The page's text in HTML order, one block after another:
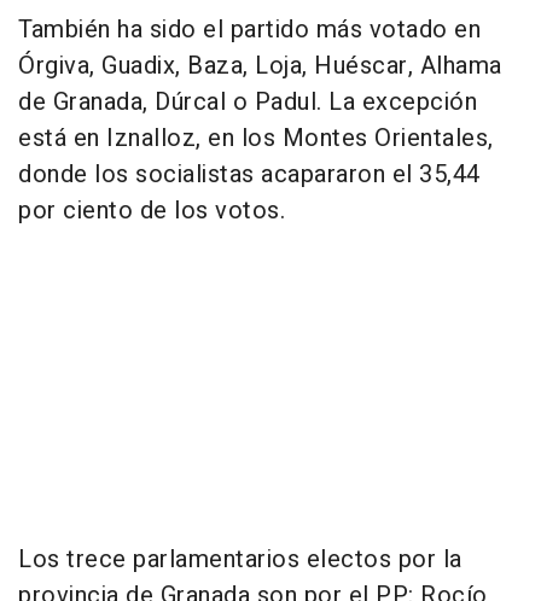
También ha sido el partido más votado en
Órgiva, Guadix, Baza, Loja, Huéscar, Alhama
de Granada, Dúrcal o Padul. La excepción
está en Iznalloz, en los Montes Orientales,
donde los socialistas acapararon el 35,44
por ciento de los votos.
Los trece parlamentarios electos por la